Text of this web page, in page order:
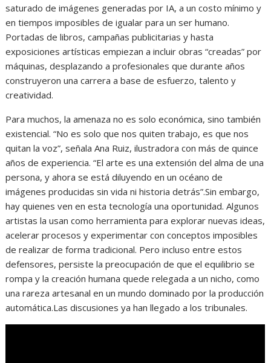
saturado de imágenes generadas por IA, a un costo mínimo y
en tiempos imposibles de igualar para un ser humano.
Portadas de libros, campañas publicitarias y hasta
exposiciones artísticas empiezan a incluir obras “creadas” por
máquinas, desplazando a profesionales que durante años
construyeron una carrera a base de esfuerzo, talento y
creatividad.
Para muchos, la amenaza no es solo económica, sino también
existencial. “No es solo que nos quiten trabajo, es que nos
quitan la voz”, señala Ana Ruiz, ilustradora con más de quince
años de experiencia. “El arte es una extensión del alma de una
persona, y ahora se está diluyendo en un océano de
imágenes producidas sin vida ni historia detrás”.Sin embargo,
hay quienes ven en esta tecnología una oportunidad. Algunos
artistas la usan como herramienta para explorar nuevas ideas,
acelerar procesos y experimentar con conceptos imposibles
de realizar de forma tradicional. Pero incluso entre estos
defensores, persiste la preocupación de que el equilibrio se
rompa y la creación humana quede relegada a un nicho, como
una rareza artesanal en un mundo dominado por la producción
automática.Las discusiones ya han llegado a los tribunales.